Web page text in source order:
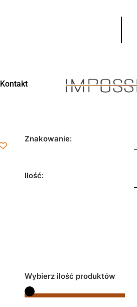
Kontakt
Znakowanie:
Ilość:
Wybierz ilość produktów